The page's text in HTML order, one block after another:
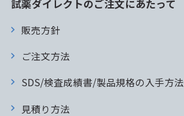
試薬ダイレクトのご注文にあたって
販売方針
ご注文方法
SDS/検査成績書/製品規格の入手方法
見積り方法